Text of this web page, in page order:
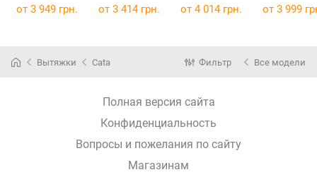
700 PB
LED
от 3 949 грн. от 3 414 грн. от 4 014 грн. от 3 999
Вытяжки Cata Фильтр Все модели
Полная версия сайта
Конфиденциальность
Вопросы и пожелания по сайту
Магазинам